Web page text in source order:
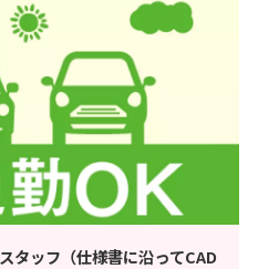
タッフ（仕様書に沿ってCAD